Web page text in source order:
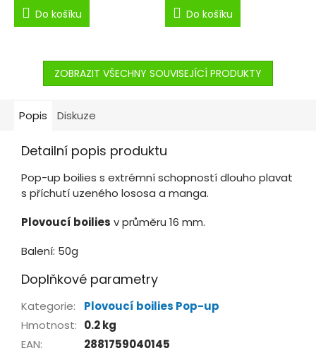
Do košíku Do košíku
ZOBRAZIT VŠECHNY SOUVISEJÍCÍ PRODUKTY
Popis Diskuze
Detailní popis produktu
Pop-up boilies s extrémní schopností dlouho plavat
s příchutí uzeného lososa a manga.
Plovoucí boilies v průměru 16 mm.
Balení: 50g
Doplňkové parametry
Kategorie:
Plovoucí boilies Pop-up
Hmotnost: 0.2 kg
EAN: 2881759040145